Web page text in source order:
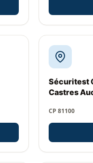
Sécuritest
Castres
CP 81100